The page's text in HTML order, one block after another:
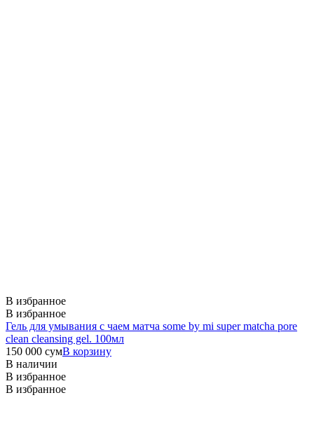
В избранное
В избранное
Гель для умывания с чаем матча some by mi super matcha pore
clean cleansing gel. 100мл
150 000 сумВ корзину
В наличии
В избранное
В избранное